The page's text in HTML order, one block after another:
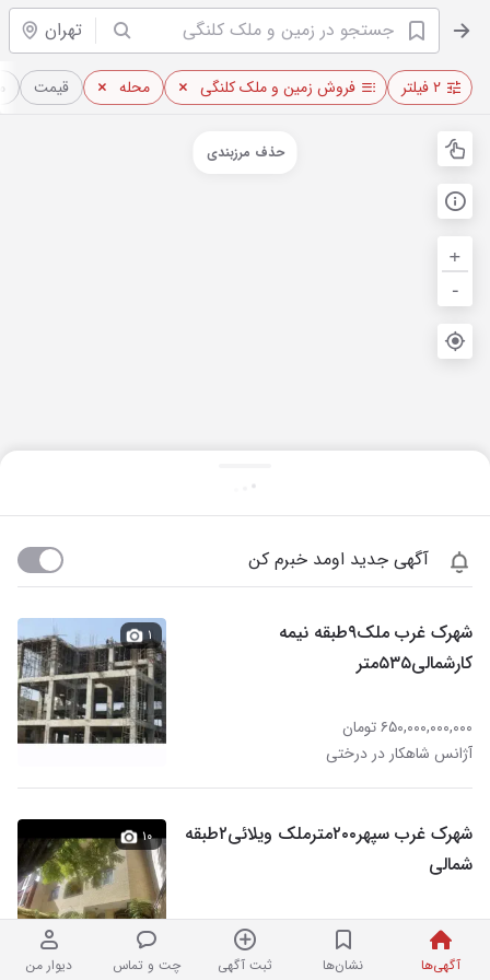
تهران
آگهی‌ها نشان‌ها ثبت آگهی چت و تماس دیوار من
۲ فیلتر فروش زمین و ملک کلنگی محله قیمت
+
-
حذف مرزبندی
آگهی جدید اومد خبرم کن
شهرک غرب ملک۹طبقه نیمه
کارشمالی۵۳۵متر
۶۵۰,۰۰۰,۰۰۰,۰۰۰ تومان
آژانس شاهکار در درختی
۱
شهرک غرب سپهر۲۰۰مترملک ویلائی۲طبقه
شمالی
۱۸۵,۰۰۰,۰۰۰,۰۰۰ تومان
آژانس شاهکار در درختی
۱۰